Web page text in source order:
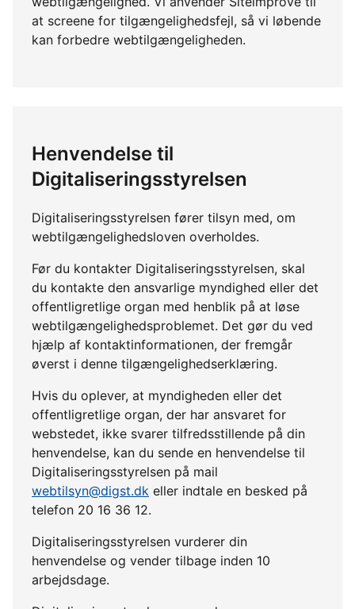
at screene for tilgængelighedsfejl, så vi løbende
kan forbedre webtilgængeligheden.
Henvendelse til
Digitaliseringsstyrelsen
Digitaliseringsstyrelsen fører tilsyn med, om
webtilgængelighedsloven overholdes.
Før du kontakter Digitaliseringsstyrelsen, skal
du kontakte den ansvarlige myndighed eller det
offentligretlige organ med henblik på at løse
webtilgængelighedsproblemet. Det gør du ved
hjælp af kontaktinformationen, der fremgår
øverst i denne tilgængelighedserklæring.
Hvis du oplever, at myndigheden eller det
offentligretlige organ, der har ansvaret for
webstedet, ikke svarer tilfredsstillende på din
henvendelse, kan du sende en henvendelse til
Digitaliseringsstyrelsen på mail
webtilsyn@digst.dk eller indtale en besked på
telefon 20 16 36 12.
Digitaliseringsstyrelsen vurderer din
henvendelse og vender tilbage inden 10
arbejdsdage.